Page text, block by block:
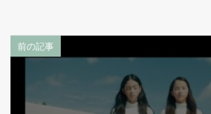
前の記事